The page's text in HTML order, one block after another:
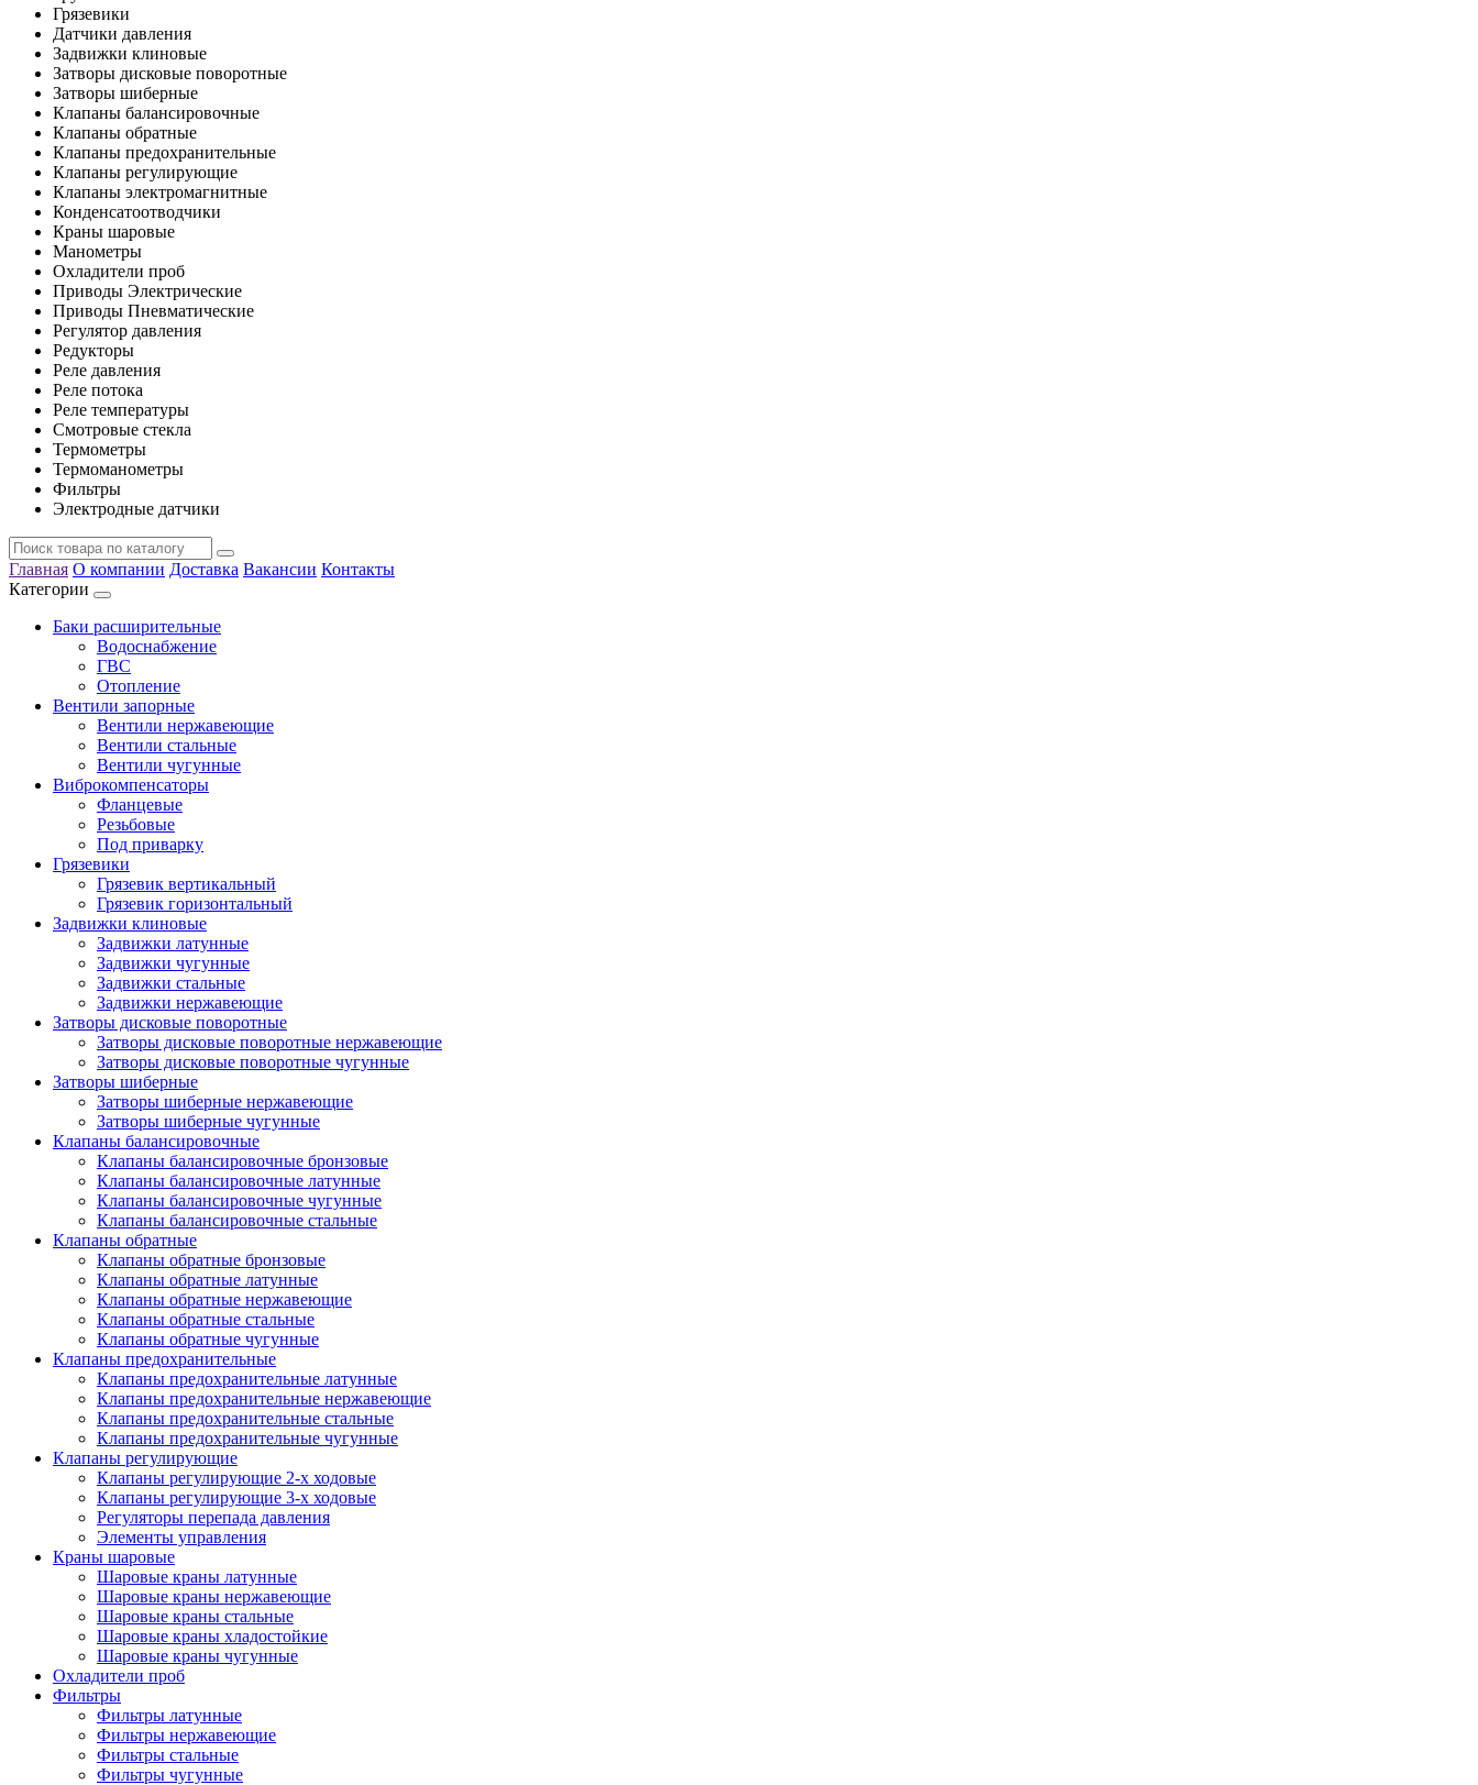
Грязевики
Датчики давления
Задвижки клиновые
Затворы дисковые поворотные
Затворы шиберные
Клапаны балансировочные
Клапаны обратные
Клапаны предохранительные
Клапаны регулирующие
Клапаны электромагнитные
Конденсатоотводчики
Краны шаровые
Манометры
Охладители проб
Приводы Электрические
Приводы Пневматические
Регулятор давления
Редукторы
Реле давления
Реле потока
Реле температуры
Смотровые стекла
Термометры
Термоманометры
Фильтры
Электродные датчики
Главная О компании Доставка Вакансии Контакты
Категории
Баки расширительные
Водоснабжение
ГВС
Отопление
Вентили запорные
Вентили нержавеющие
Вентили стальные
Вентили чугунные
Виброкомпенсаторы
Фланцевые
Резьбовые
Под приварку
Грязевики
Грязевик вертикальный
Грязевик горизонтальный
Задвижки клиновые
Задвижки латунные
Задвижки чугунные
Задвижки стальные
Задвижки нержавеющие
Затворы дисковые поворотные
Затворы дисковые поворотные нержавеющие
Затворы дисковые поворотные чугунные
Затворы шиберные
Затворы шиберные нержавеющие
Затворы шиберные чугунные
Клапаны балансировочные
Клапаны балансировочные бронзовые
Клапаны балансировочные латунные
Клапаны балансировочные чугунные
Клапаны балансировочные стальные
Клапаны обратные
Клапаны обратные бронзовые
Клапаны обратные латунные
Клапаны обратные нержавеющие
Клапаны обратные стальные
Клапаны обратные чугунные
Клапаны предохранительные
Клапаны предохранительные латунные
Клапаны предохранительные нержавеющие
Клапаны предохранительные стальные
Клапаны предохранительные чугунные
Клапаны регулирующие
Клапаны регулирующие 2-х ходовые
Клапаны регулирующие 3-х ходовые
Регуляторы перепада давления
Элементы управления
Краны шаровые
Шаровые краны латунные
Шаровые краны нержавеющие
Шаровые краны стальные
Шаровые краны хладостойкие
Шаровые краны чугунные
Охладители проб
Фильтры
Фильтры латунные
Фильтры нержавеющие
Фильтры стальные
Фильтры чугунные